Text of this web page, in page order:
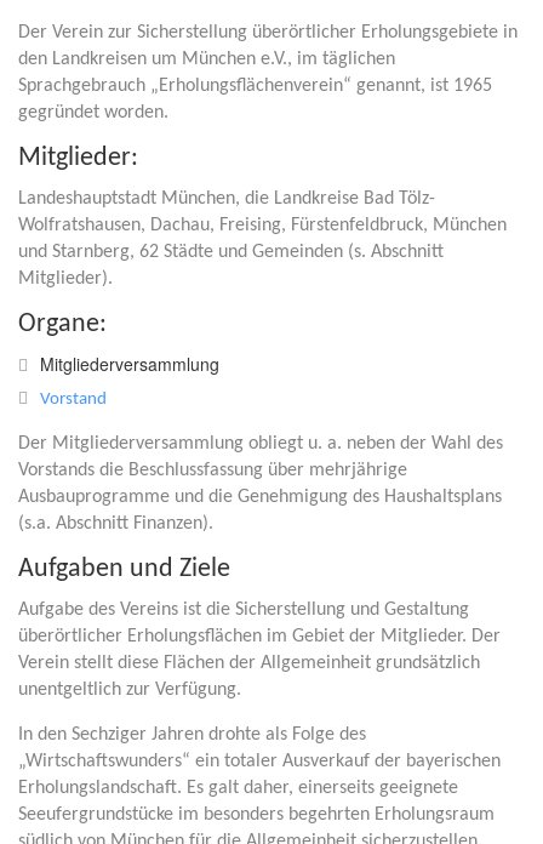
Der Verein zur Sicherstellung überörtlicher Erholungsgebiete in
den Landkreisen um München e.V., im täglichen
Sprachgebrauch „Erholungsflächenverein“ genannt, ist 1965
gegründet worden.
Mitglieder:
Landeshauptstadt München, die Landkreise Bad Tölz-
Wolfratshausen, Dachau, Freising, Fürstenfeldbruck, München
und Starnberg, 62 Städte und Gemeinden (s. Abschnitt
Mitglieder).
Organe:
Mitgliederversammlung
Vorstand
Der Mitgliederversammlung obliegt u. a. neben der Wahl des
Vorstands die Beschlussfassung über mehrjährige
Ausbauprogramme und die Genehmigung des Haushaltsplans
(s.a. Abschnitt Finanzen).
Aufgaben und Ziele
Aufgabe des Vereins ist die Sicherstellung und Gestaltung
überörtlicher Erholungsflächen im Gebiet der Mitglieder. Der
Verein stellt diese Flächen der Allgemeinheit grundsätzlich
unentgeltlich zur Verfügung.
In den Sechziger Jahren drohte als Folge des
„Wirtschaftswunders“ ein totaler Ausverkauf der bayerischen
Erholungslandschaft. Es galt daher, einerseits geeignete
Seeufergrundstücke im besonders begehrten Erholungsraum